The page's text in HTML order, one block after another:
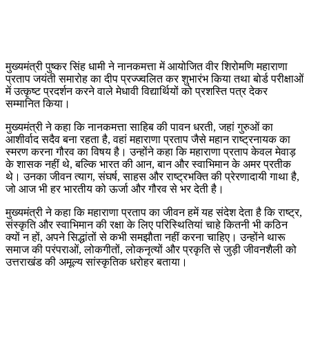
मुख्यमंत्री पुष्कर सिंह धामी ने नानकमत्ता में आयोजित वीर शिरोमणि महाराणा
प्रताप जयंती समारोह का दीप प्रज्ज्वलित कर शुभारंभ किया तथा बोर्ड परीक्षाओं
में उत्कृष्ट प्रदर्शन करने वाले मेधावी विद्यार्थियों को प्रशस्ति पत्र देकर
सम्मानित किया।
मुख्यमंत्री ने कहा कि नानकमत्ता साहिब की पावन धरती, जहां गुरुओं का
आशीर्वाद सदैव बना रहता है, वहां महाराणा प्रताप जैसे महान राष्ट्रनायक का
स्मरण करना गौरव का विषय है। उन्होंने कहा कि महाराणा प्रताप केवल मेवाड़
के शासक नहीं थे, बल्कि भारत की आन, बान और स्वाभिमान के अमर प्रतीक
थे। उनका जीवन त्याग, संघर्ष, साहस और राष्ट्रभक्ति की प्रेरणादायी गाथा है,
जो आज भी हर भारतीय को ऊर्जा और गौरव से भर देती है।
मुख्यमंत्री ने कहा कि महाराणा प्रताप का जीवन हमें यह संदेश देता है कि राष्ट्र,
संस्कृति और स्वाभिमान की रक्षा के लिए परिस्थितियां चाहे कितनी भी कठिन
क्यों न हों, अपने सिद्धांतों से कभी समझौता नहीं करना चाहिए। उन्होंने थारू
समाज की परंपराओं, लोकगीतों, लोकनृत्यों और प्रकृति से जुड़ी जीवनशैली को
उत्तराखंड की अमूल्य सांस्कृतिक धरोहर बताया।